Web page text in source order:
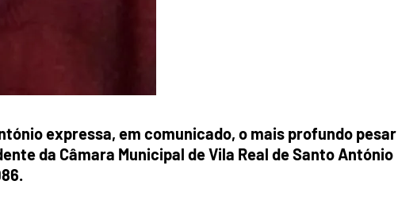
expressa, em comunicado, o mais profundo pesar
da Câmara Municipal de Vila Real de Santo António